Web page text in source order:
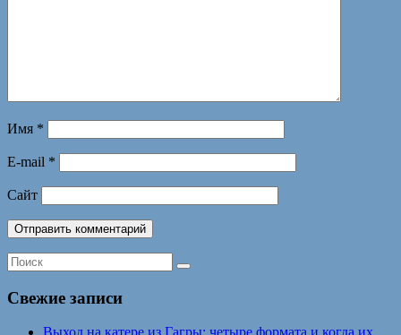
Имя *
E-mail *
Сайт
Свежие записи